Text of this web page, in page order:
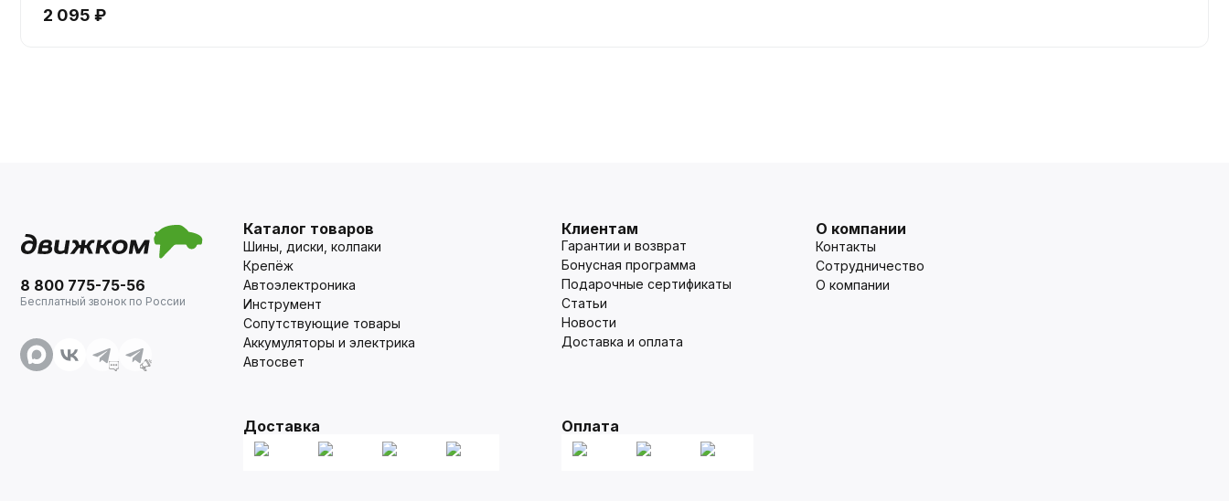
2 095 ₽
8 800 775-75-56
Бесплатный звонок по России
Каталог товаров
Шины, диски, колпаки
Крепёж
Автоэлектроника
Инструмент
Сопутствующие товары
Аккумуляторы и электрика
Автосвет
Клиентам
Гарантии и возврат
Бонусная программа
Подарочные сертификаты
Статьи
Новости
Доставка и оплата
О компании
Контакты
Сотрудничество
О компании
Доставка Оплата